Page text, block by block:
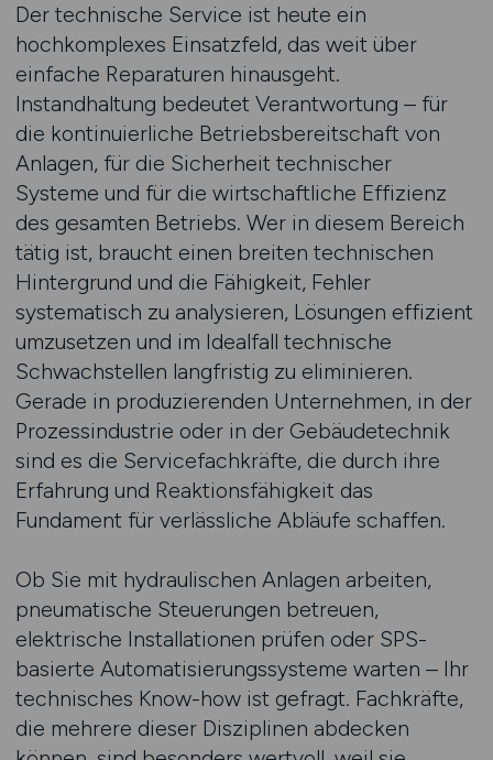
Der technische Service ist heute ein
hochkomplexes Einsatzfeld, das weit über
einfache Reparaturen hinausgeht.
Instandhaltung bedeutet Verantwortung – für
die kontinuierliche Betriebsbereitschaft von
Anlagen, für die Sicherheit technischer
Systeme und für die wirtschaftliche Effizienz
des gesamten Betriebs. Wer in diesem Bereich
tätig ist, braucht einen breiten technischen
Hintergrund und die Fähigkeit, Fehler
systematisch zu analysieren, Lösungen effizient
umzusetzen und im Idealfall technische
Schwachstellen langfristig zu eliminieren.
Gerade in produzierenden Unternehmen, in der
Prozessindustrie oder in der Gebäudetechnik
sind es die Servicefachkräfte, die durch ihre
Erfahrung und Reaktionsfähigkeit das
Fundament für verlässliche Abläufe schaffen.
Ob Sie mit hydraulischen Anlagen arbeiten,
pneumatische Steuerungen betreuen,
elektrische Installationen prüfen oder SPS-
basierte Automatisierungssysteme warten – Ihr
technisches Know-how ist gefragt. Fachkräfte,
die mehrere dieser Disziplinen abdecken